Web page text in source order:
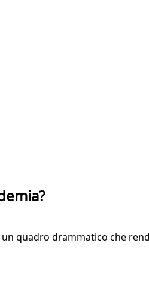
quadro drammatico che